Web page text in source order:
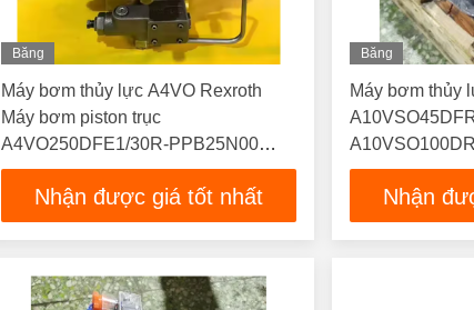
Băng
Máy bơm thủy lực A4VO Rexroth
Máy bơm piston trục
A4VO250DFE1/30R-PPB25N00
A4VO180DFE1 A4VSO1 25DFE1
Nhận được giá tốt nhất
Băng
Máy bơm thủy
Nhận